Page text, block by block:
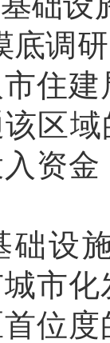
底调
住
区
资
设施
城市
位